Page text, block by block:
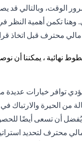
الوقت، وبالتالي قد
تكمن أهمية النظر
محترف قبل اتخاذ
توافر خيارات عديدة
من الحيرة والارتباك
يُفضل أن تسعى أيضًا
محترف لتحديد